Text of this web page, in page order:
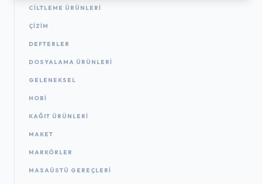
CILTLEME ÜRÜNLERI
ÇİZİM
DEFTERLER
DOSYALAMA ÜRÜNLERI
GELENEKSEL
HOBİ
KAĞIT ÜRÜNLERI
MAKET
MARKÖRLER
MASAÜSTÜ GEREÇLERI